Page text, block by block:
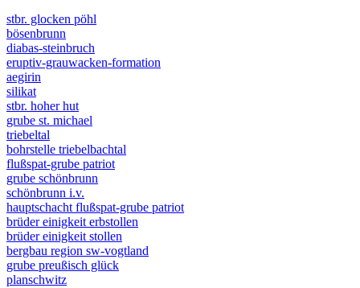
stbr. glocken pöhl
bösenbrunn
diabas-steinbruch
eruptiv-grauwacken-formation
aegirin
silikat
stbr. hoher hut
grube st. michael
triebeltal
bohrstelle triebelbachtal
flußspat-grube patriot
grube schönbrunn
schönbrunn i.v.
hauptschacht flußspat-grube patriot
brüder einigkeit erbstollen
brüder einigkeit stollen
bergbau region sw-vogtland
grube preußisch glück
planschwitz